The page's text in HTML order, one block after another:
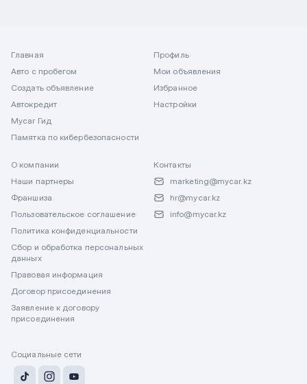
Главная
Авто с пробегом
Создать объявление
Автокредит
Mycar Гид
Памятка по кибербезопасности
Профиль
Мои объявления
Избранное
Настройки
О компании
Наши партнеры
Франшиза
Пользовательское соглашение
Политика конфиденциальности
Сбор и обработка персональных
данных
Правовая информация
Договор присоединения
Заявление к договору
присоединения
Контакты
marketing@mycar.kz
hr@mycar.kz
info@mycar.kz
Социальные сети